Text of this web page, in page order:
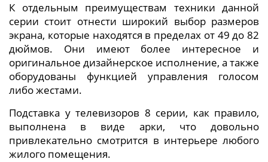
К отдельным преимуществам техники данной
серии стоит отнести широкий выбор размеров
экрана, которые находятся в пределах от 49 до 82
дюймов. Они имеют более интересное и
оригинальное дизайнерское исполнение, а также
оборудованы функцией управления голосом
либо жестами.
Подставка у телевизоров 8 серии, как правило,
выполнена в виде арки, что довольно
привлекательно смотрится в интерьере любого
жилого помещения.